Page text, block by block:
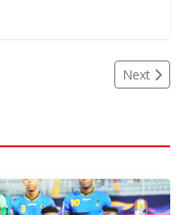
Next